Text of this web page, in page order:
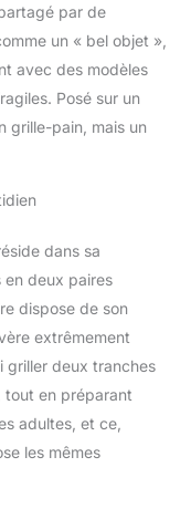
miettes
: Dites adieu
détrempés ou
6 niveaux
ou de
optimal à
DE LA
TOUS LES
: Des
aux bagels
grille-pain à
peut tout
par de
un « bel objet »,
avec des modèles
Posé sur un
grille-pain, mais un
dans sa
deux paires
dispose de son
extrêmement
griller deux tranches
tout en préparant
adultes, et ce,
les mêmes